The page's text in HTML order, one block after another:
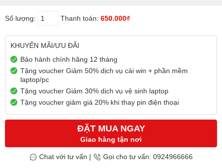
Số lượng: Thanh toán: 650.000₫
KHUYẾN MÃI/ƯU ĐÃI
Bảo hành chính hãng 12 tháng
Tặng voucher Giảm 50% dịch vụ cài win + phần mềm
laptop/pc
Tặng voucher Giảm 30% dịch vụ vệ sinh laptop
Tặng voucher giảm giá 20% khi thay pin điện thoại
ĐẶT MUA NGAY
Giao hàng tận nơi
Chat với tư vấn | Gọi cho tư vấn: 0924966666